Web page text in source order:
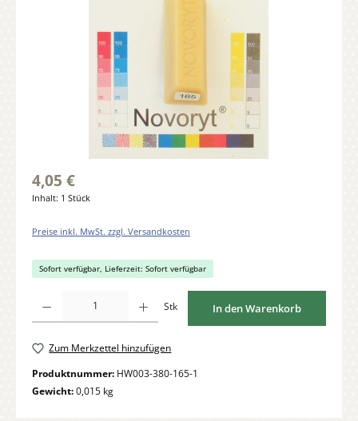
4,05 €
Inhalt: 1 Stück
Preise inkl. MwSt. zzgl. Versandkosten
Sofort verfügbar, Lieferzeit: Sofort verfügbar
Stk In den Warenkorb
Zum Merkzettel hinzufügen
Produktnummer: HW003-380-165-1
Gewicht:0,015 kg